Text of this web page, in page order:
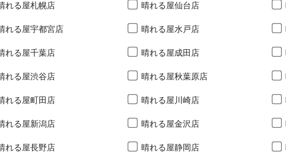
れる屋札幌店 晴れる屋仙台店
れる屋宇都宮店 晴れる屋水戸店
れる屋千葉店 晴れる屋成田店
れる屋渋谷店 晴れる屋秋葉原店
れる屋町田店 晴れる屋川崎店
れる屋新潟店 晴れる屋金沢店
れる屋長野店 晴れる屋静岡店